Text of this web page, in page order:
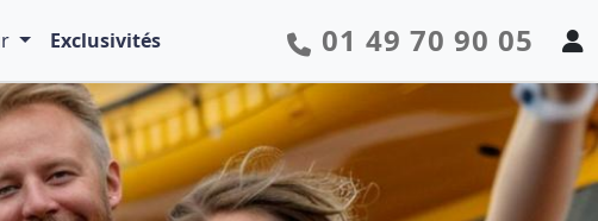
Exclusivités 01 49 70 90 05